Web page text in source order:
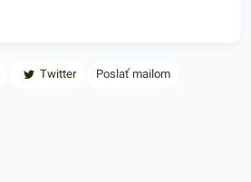
Twitter Poslať mailom